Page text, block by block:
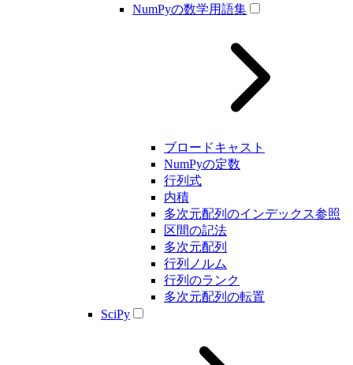
NumPyの数学用語集
ブロードキャスト
NumPyの定数
行列式
内積
多次元配列のインデックス参照
区間の記法
多次元配列
行列ノルム
行列のランク
多次元配列の転置
SciPy